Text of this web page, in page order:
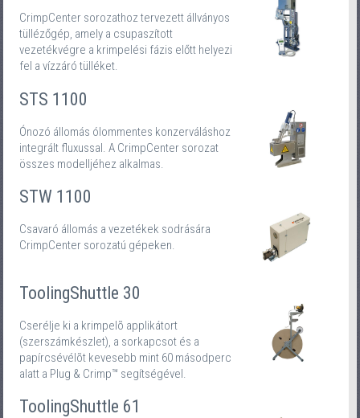
CrimpCenter sorozathoz tervezett állványos
tüllézőgép, amely a csupaszított
vezetékvégre a krimpelési fázis előtt helyezi
fel a vízzáró tülléket.
STS 1100
Ónozó állomás ólommentes konzerváláshoz
integrált fluxussal. A CrimpCenter sorozat
összes modelljéhez alkalmas.
STW 1100
Csavaró állomás a vezetékek sodrására
CrimpCenter sorozatú gépeken.
ToolingShuttle 30
Cserélje ki a krimpelõ applikátort
(szerszámkészlet), a sorkapcsot és a
papírcsévélõt kevesebb mint 60 másodperc
alatt a Plug & Crimp™ segítségével.
ToolingShuttle 61